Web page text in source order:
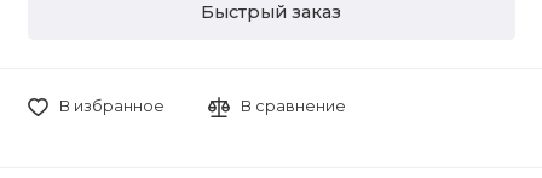
Быстрый заказ
В избранное В сравнение